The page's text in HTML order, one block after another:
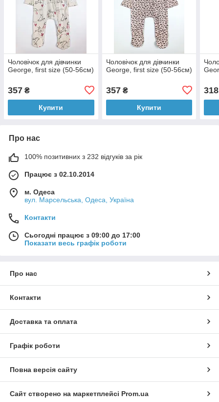
Чоловічок для дівчинки
George, first size (50-56см)
357 ₴
Купити
Чоловічок для дівчинки
George, first size (50-56см)
357₴
Купити
318
Про нас
100% позитивних з 232 відгуків за рік
Працює з 02.10.2014
м. Одеса
вул. Марсельська, Одеса, Україна
Контакти
Сьогодні працює з 09:00 до 17:00
Показати весь графік роботи
Про нас
Контакти
Доставка та оплата
Графік роботи
Повна версія сайту
Сайт створено на маркетплейсі Prom.ua